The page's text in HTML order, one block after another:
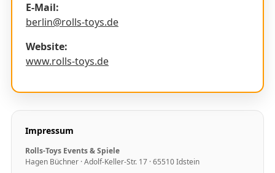
E-Mail:
berlin@rolls-toys.de
Website:
www.rolls-toys.de
Impressum
Rolls-Toys Events & Spiele
Hagen Büchner · Adolf-Keller-Str. 17 · 65510 Idstein